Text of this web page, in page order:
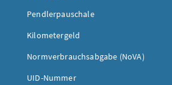
Pendlerpauschale
Kilometergeld
Normverbrauchsabgabe (NoVA)
UID-Nummer